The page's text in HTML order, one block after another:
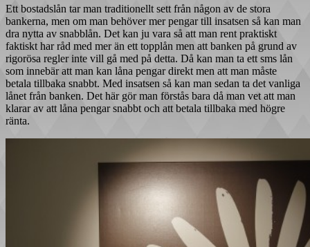
Ett bostadslån tar man traditionellt sett från någon av de stora
bankerna, men om man behöver mer pengar till insatsen så kan man
dra nytta av snabblån. Det kan ju vara så att man rent praktiskt
faktiskt har råd med mer än ett topplån men att banken på grund av
rigorösa regler inte vill gå med på detta. Då kan man ta ett sms lån
som innebär att man kan låna pengar direkt men att man måste
betala tillbaka snabbt. Med insatsen så kan man sedan ta det vanliga
lånet från banken. Det här gör man förstås bara då man vet att man
klarar av att låna pengar snabbt och att betala tillbaka med högre
ränta.